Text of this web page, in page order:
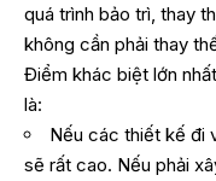
quá trình bảo trì, thay
không cần phải thay
Điểm khác biệt lớn
là:
Nếu các thiết kế đi
sẽ rất cao. Nếu phải